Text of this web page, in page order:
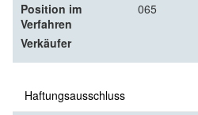
Position im
Verfahren
065
Verkäufer
Haftungsausschluss